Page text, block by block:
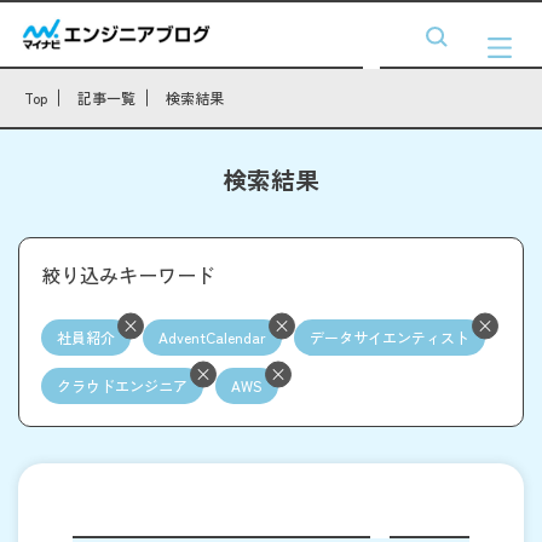
Top 記事一覧 検索結果
検索結果
絞り込みキーワード
社員紹介 AdventCalendar データサイエンティスト
クラウドエンジニア AWS